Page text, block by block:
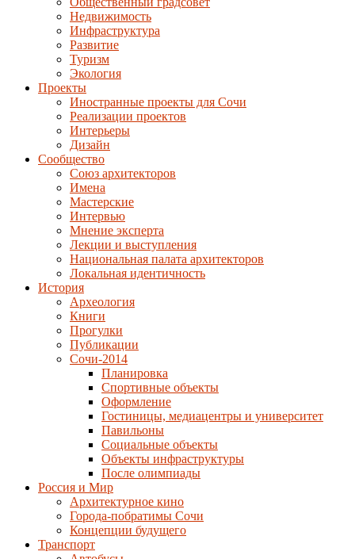
Недвижимость
Инфраструктура
Развитие
Туризм
Экология
Проекты
Иностранные проекты для Сочи
Реализации проектов
Интерьеры
Дизайн
Сообщество
Союз архитекторов
Имена
Мастерские
Интервью
Мнение эксперта
Лекции и выступления
Национальная палата архитекторов
Локальная идентичность
История
Археология
Книги
Прогулки
Публикации
Сочи-2014
Планировка
Спортивные объекты
Оформление
Гостиницы, медиацентры и университет
Павильоны
Социальные объекты
Объекты инфраструктуры
После олимпиады
Россия и Мир
Архитектурное кино
Города-побратимы Сочи
Концепции будущего
Транспорт